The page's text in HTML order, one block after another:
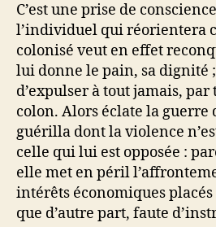
C’est une prise de
l’individuel qui réorientera
colonisé veut en effet
lui donne le pain, sa dignité
d’expulser à tout jamais,
colon. Alors éclate la
guérilla dont la violence
celle qui lui est opposée :
elle met en péril
intérêts économiques
que d’autre part, faute